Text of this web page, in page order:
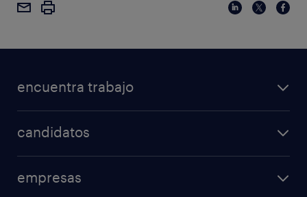
encuentra trabajo
candidatos
empresas